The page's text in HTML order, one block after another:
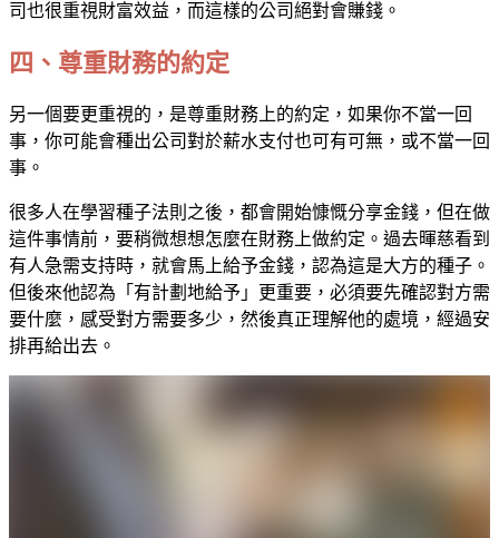
司也很重視財富效益，而這樣的公司絕對會賺錢。
四、尊重財務的約定
另一個要更重視的，是尊重財務上的約定，如果你不當一回
事，你可能會種出公司對於薪水支付也可有可無，或不當一回
事。
很多人在學習種子法則之後，都會開始慷慨分享金錢，但在做
這件事情前，要稍微想想怎麼在財務上做約定。過去暉慈看到
有人急需支持時，就會馬上給予金錢，認為這是大方的種子。
但後來他認為「有計劃地給予」更重要，必須要先確認對方需
要什麼，感受對方需要多少，然後真正理解他的處境，經過安
排再給出去。